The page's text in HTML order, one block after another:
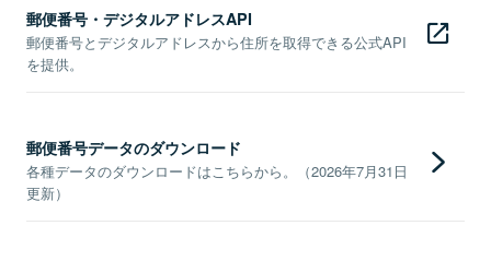
郵便番号・デジタルアドレスAPI
郵便番号とデジタルアドレスから住所を取得できる公式API
を提供。
郵便番号データのダウンロード
各種データのダウンロードはこちらから。（2026年7月31日
更新）